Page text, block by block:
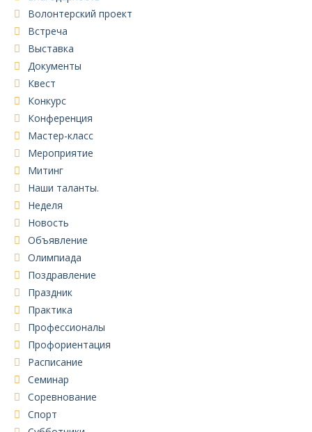
Волонтерский проект
Встреча
Выставка
Документы
Квест
Конкурс
Конференция
Мастер-класс
Мероприятие
Митинг
Наши таланты.
Неделя
Новость
Объявление
Олимпиада
Поздравление
Праздник
Практика
Профессионалы
Профориентация
Расписание
Семинар
Соревнование
Спорт